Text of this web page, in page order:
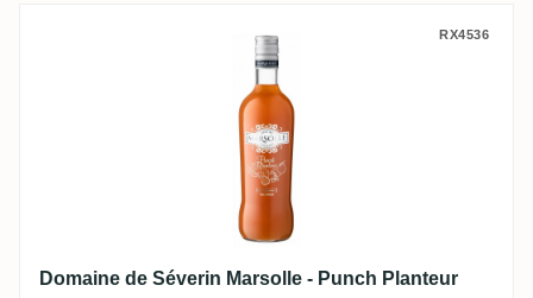
Domaine de Séverin Marsolle - Punch
RX4536
Domaine de Séverin Marsolle - Punch Planteur